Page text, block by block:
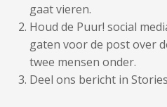
gaat vieren.
Houd de Puur! social
gaten voor de post over
twee mensen onder.
Deel ons bericht in